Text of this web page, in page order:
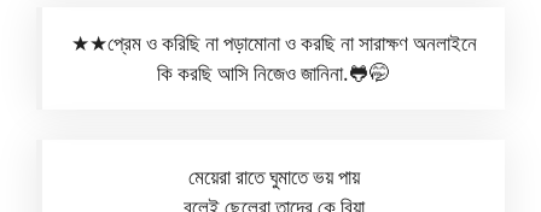
★★প্রেম ও করিছি না পড়ামোনা ও করছি না সারাক্ষণ অনলাইনে
কি করছি আসি নিজেও জানিনা.🐸🤭
মেয়েরা রাতে ঘুমাতে ভয় পায়
বলেই ছেলেরা তাদের কে বিয়া